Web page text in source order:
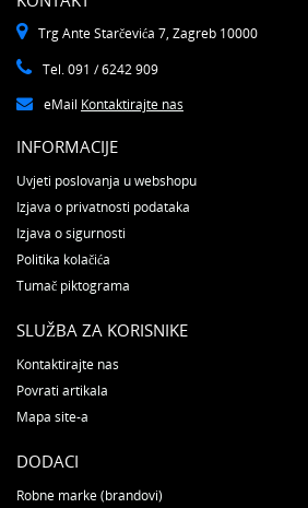
Trg Ante Starčevića 7, Zagreb 10000
Tel. 091 / 6242 909
eMail Kontaktirajte nas
INFORMACIJE
Uvjeti poslovanja u webshopu
Izjava o privatnosti podataka
Izjava o sigurnosti
Politika kolačića
Tumač piktograma
SLUŽBA ZA KORISNIKE
Kontaktirajte nas
Povrati artikala
Mapa site-a
DODACI
Robne marke (brandovi)